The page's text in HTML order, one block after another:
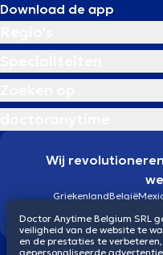
Download de app
Wij
GriekenlandBelgië
Doctor Anytime Belgium SRL
veiligheid van de website te
en de prestaties te
gepersonaliseerde